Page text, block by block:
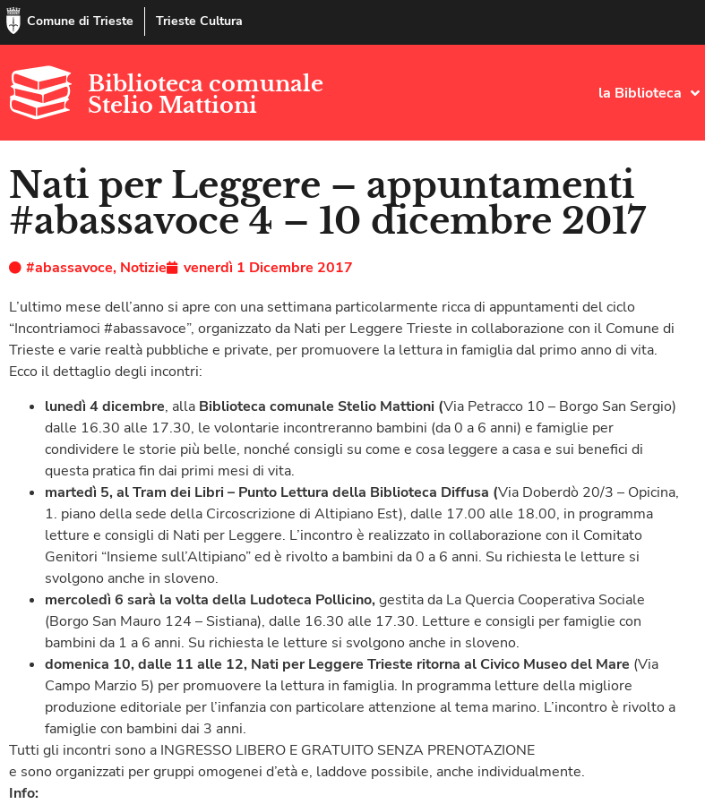
Comune di Trieste Trieste Cultura
Biblioteca comunale
Stelio Mattioni
la Biblioteca
Nati per Leggere – appuntamenti
#abassavoce 4 – 10 dicembre 2017
#abassavoce, Notizie
venerdì 1 Dicembre 2017
L’ultimo mese dell’anno si apre con una settimana particolarmente ricca di appuntamenti del ciclo
“Incontriamoci #abassavoce”, organizzato da Nati per Leggere Trieste in collaborazione con il Comune di
Trieste e varie realtà pubbliche e private, per promuovere la lettura in famiglia dal primo anno di vita.
Ecco il dettaglio degli incontri:
lunedì 4 dicembre, alla Biblioteca comunale Stelio Mattioni (Via Petracco 10 – Borgo San Sergio)
dalle 16.30 alle 17.30, le volontarie incontreranno bambini (da 0 a 6 anni) e famiglie per
condividere le storie più belle, nonché consigli su come e cosa leggere a casa e sui benefici di
questa pratica fin dai primi mesi di vita.
martedì 5, alTram dei Libri – Punto Lettura della Biblioteca Diffusa (Via Doberdò 20/3 – Opicina,
1. piano della sede della Circoscrizione di Altipiano Est), dalle 17.00 alle 18.00, in programma
letture e consigli di Nati per Leggere. L’incontro è realizzato in collaborazione con il Comitato
Genitori “Insieme sull’Altipiano” ed è rivolto a bambini da 0 a 6 anni. Su richiesta le letture si
svolgono anche in sloveno.
mercoledì 6 sarà la volta della Ludoteca Pollicino, gestita da La Quercia Cooperativa Sociale
(Borgo San Mauro 124 – Sistiana), dalle 16.30 alle 17.30. Letture e consigli per famiglie con
bambini da 1 a 6 anni. Su richiesta le letture si svolgono anche in sloveno.
domenica 10, dalle 11 alle 12, Nati per Leggere Trieste ritorna alCivico Museo del Mare (Via
Campo Marzio 5) per promuovere la lettura in famiglia. In programma letture della migliore
produzione editoriale per l’infanzia con particolare attenzione al tema marino. L’incontro è rivolto a
famiglie con bambini dai 3 anni.
Tutti gli incontri sono a INGRESSO LIBERO E GRATUITO SENZA PRENOTAZIONE
e sono organizzati per gruppi omogenei d’età e, laddove possibile, anche individualmente.
Info: